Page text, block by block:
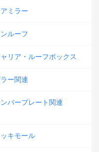
アミラー
ルーフ
リア・ルーフボックス
ー関連
バープレート関連
ッキモール